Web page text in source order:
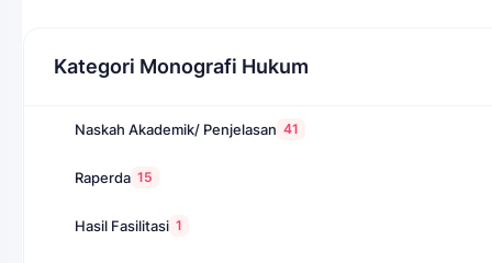
Kategori Monografi Hukum
Naskah Akademik/ Penjelasan 41
Raperda 15
Hasil Fasilitasi 1